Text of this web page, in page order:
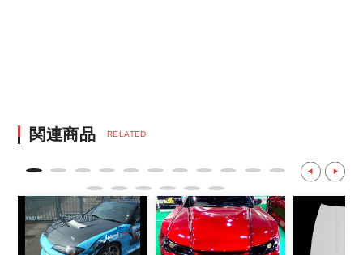
決済後の正式注文後のキャンセルや変更につい
て
・決済後の正式注文後のキャンセルや変更は
不可となりますので、商品やカラー等、お間
違い無いようお願い致します。
※商品写真は実際の商品とカラーやイメー
関連商品 RELATED